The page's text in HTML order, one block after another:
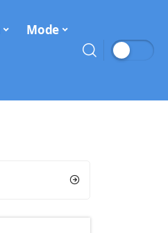
Mode